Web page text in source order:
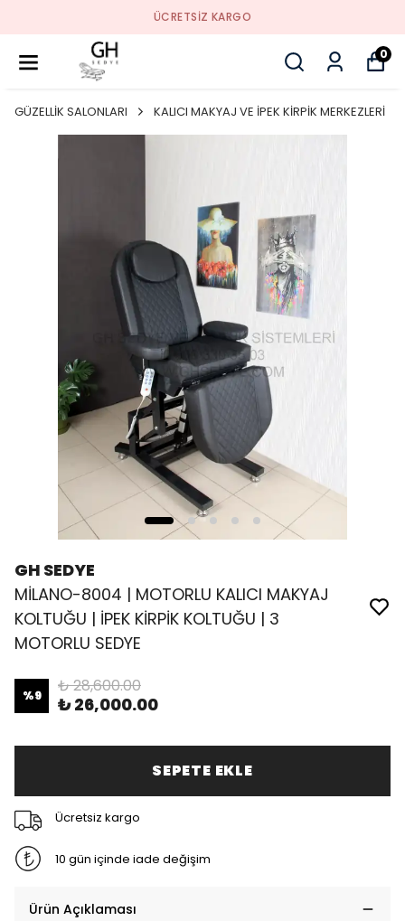
ÜCRETSIZ KARGO
0
GÜZELLİK SALONLARI KALICI MAKYAJ VE İPEK KİRPİK MERKEZLERİ
GH SEDYE
MİLANO-8004 | MOTORLU KALICI MAKYAJ
KOLTUĞU | İPEK KİRPİK KOLTUĞU | 3
MOTORLU SEDYE
%9 ₺ 28,600.00
₺ 26,000.00
SEPETE EKLE
Ücretsiz kargo
10 gün içinde iade değişim
Ürün Açıklaması